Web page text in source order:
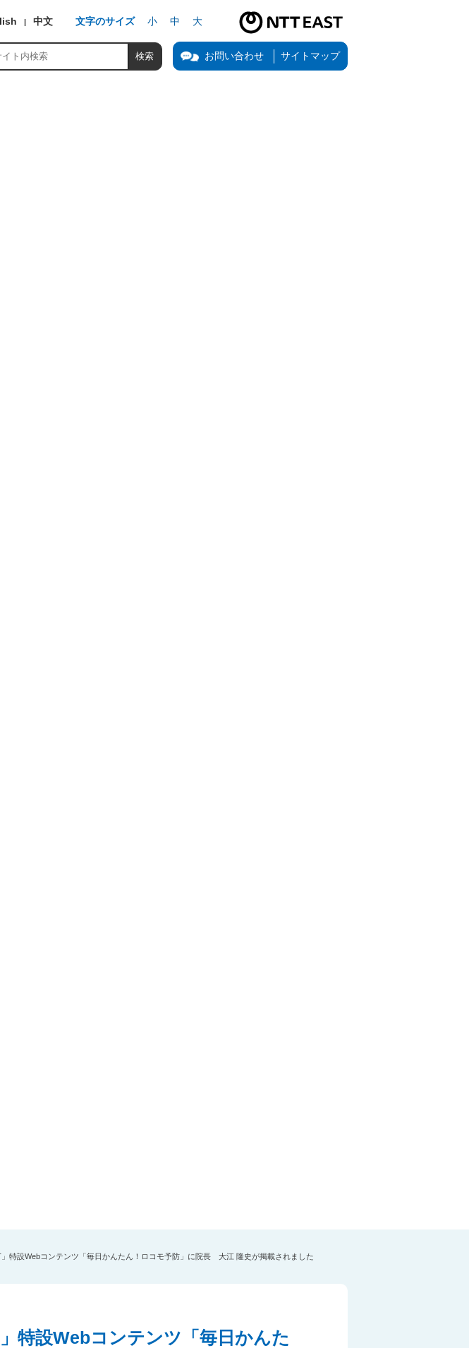
中文 文字のサイズ 小 中 大
NTT東日本公式サイト（新しいタブで開きます）
お問い合わせ サイトマップ
特設Webコンテンツ「毎日かんたん！ロコモ予防」に院長 大江 隆史が掲載されました
特設Webコンテンツ「毎日かんた